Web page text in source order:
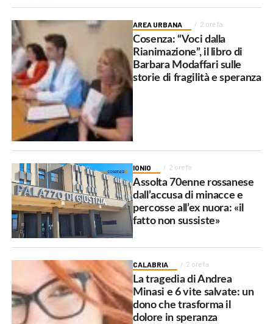
AREA URBANA 2 ore fa
Cosenza: “Voci dalla
Rianimazione”, il libro di
Barbara Modaffari sulle
storie di fragilità e speranza
IONIO 2 ore fa
Assolta 70enne rossanese
dall’accusa di minacce e
percosse all’ex nuora: «il
fatto non sussiste»
CALABRIA 2 ore fa
La tragedia di Andrea
Minasi e 6 vite salvate: un
dono che trasforma il
dolore in speranza